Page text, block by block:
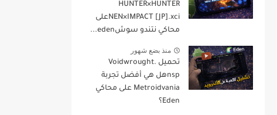
HUNTER×HUNTER
NEN×IMPACT [JP].xciعلى
محاكي نتندو سوشeden...
منذ بضع شهور
تحميل Voidwrought.
nspهل هي أفضل تجربة
Metroidvania على محاكي
Eden؟